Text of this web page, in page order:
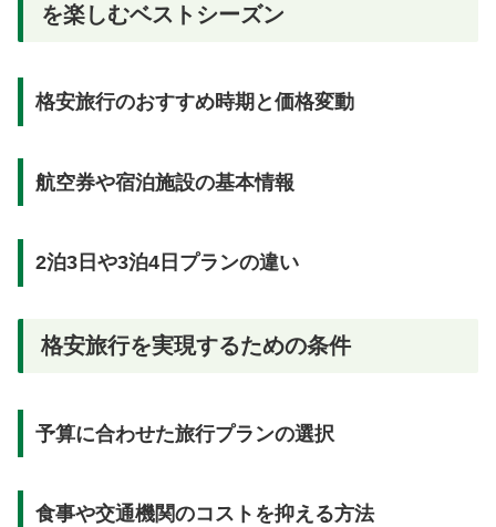
を楽しむベストシーズン
格安旅行のおすすめ時期と価格変動
航空券や宿泊施設の基本情報
2泊3日や3泊4日プランの違い
格安旅行を実現するための条件
予算に合わせた旅行プランの選択
食事や交通機関のコストを抑える方法